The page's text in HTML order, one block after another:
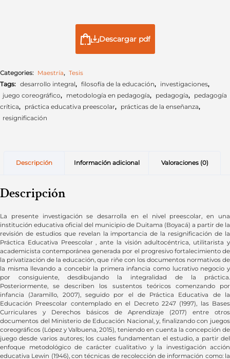
Descargar pdf
Categories: Maestría, Tesis
Tags: desarrollo integral, filosofía de la educación, investigaciones,
juego coreográfico, metodología en pedagogía, pedagogía, pedagogía
crítica, práctica educativa preescolar, prácticas de la enseñanza,
resignificación
Descripción Información adicional Valoraciones (0)
Descripción
La presente investigación se desarrolla en el nivel preescolar, en una
institución educativa oficial del municipio de Duitama (Boyacá) a partir de la
revisión de estudios que revelan la importancia de la resignificación de la
Práctica Educativa Preescolar , ante la visión adultocéntrica, utilitarista y
academicista contemporánea generada por el progresivo fortalecimiento de
la privatización de la educación, que riñe con los documentos normativos de
la misma llevando a concebir la primera infancia como lucrativo negocio y
por consiguiente, desdibujando la integralidad de la práctica.
Posteriormente, se describen los sustentos teóricos comenzando por
infancia (Jaramillo, 2007), seguido por el de Práctica Educativa de la
Educación Preescolar contemplado en el Decreto 2247 (1997), las Bases
Curriculares y Derechos básicos de Aprendizaje (2017) entre otros
documentos del Ministerio de Educación Nacional, y, finalizando con juegos
coreográficos (López y Valbuena, 2015), teniendo en cuenta la concepción de
juego desde varios autores; los cuales fundamentan el estudio, a partir del
enfoque metodológico de carácter cualitativo y la investigación acción
educativa Lewin (1946), con técnicas de recolección de información como: la